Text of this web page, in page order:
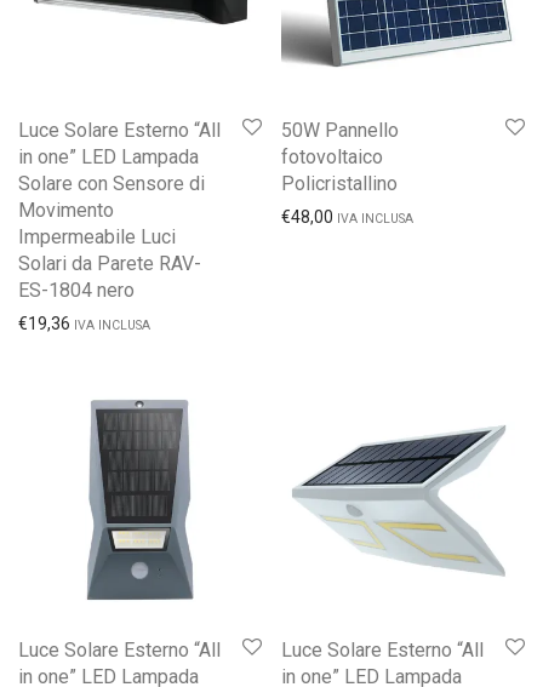
Luce Solare Esterno “All
in one” LED Lampada
Solare con Sensore di
Movimento
Impermeabile Luci
Solari da Parete RAV-
ES-1804 nero
€19,36 IVA INCLUSA
50W Pannello
fotovoltaico
Policristallino
€48,00 IVA INCLUSA
Luce Solare Esterno “All
in one” LED Lampada
Luce Solare Esterno “All
in one” LED Lampada